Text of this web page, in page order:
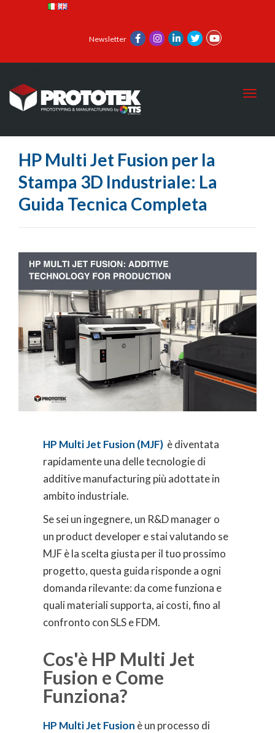
Newsletter
HP Multi Jet Fusion per la
Stampa 3D Industriale: La
Guida Tecnica Completa
HP Multi Jet Fusion (MJF) è diventata
rapidamente una delle tecnologie di
additive manufacturing più adottate in
ambito industriale.
Se sei un ingegnere, un R&D manager o
un product developer e stai valutando se
MJF è la scelta giusta per il tuo prossimo
progetto, questa guida risponde a ogni
domanda rilevante: da come funziona e
quali materiali supporta, ai costi, fino al
confronto con SLS e FDM.
Cos'è HP Multi Jet
Fusion e Come
Funziona?
HP Multi Jet Fusion è un processo di